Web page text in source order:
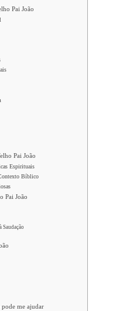
Pai João
Pai João
Espirituais
Bíblico
Pai João
Saudação
pode me ajudar